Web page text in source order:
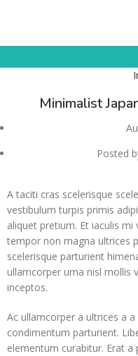
Minimalist
Posted
A taciti cras scelerisque
vestibulum turpis primis
aliquet pretium. Et iaculis
tempor non magna ultrices
scelerisque parturient
ullamcorper urna nisl mollis
inceptos.
Ac ullamcorper a ultrices a
condimentum parturient.
elementum curabitur. Erat